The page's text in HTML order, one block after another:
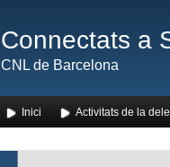
Connectats a
CNL de Barcelona
Inici Activitats de la